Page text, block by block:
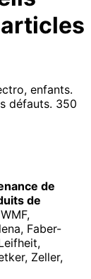
enfants.
défauts. 350
de
de
Faber-
Zeller,